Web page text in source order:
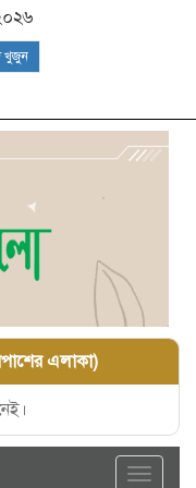
খুজুন
এলাকা)
Toggle